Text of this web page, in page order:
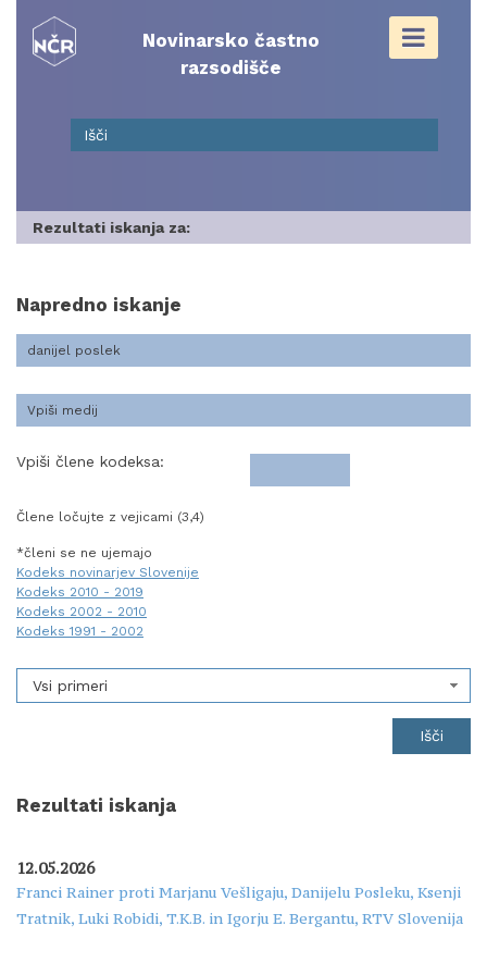
content
Novinarsko častno
razsodišče
Rezultati iskanja za:
Napredno iskanje
Vpiši člene kodeksa:
Člene ločujte z vejicami (3,4)
*členi se ne ujemajo
Kodeks novinarjev Slovenije
Kodeks 2010 - 2019
Kodeks 2002 - 2010
Kodeks 1991 - 2002
Vsi primeri
Rezultati iskanja
12.05.2026
Franci Rainer proti Marjanu Vešligaju, Danijelu Posleku, Ksenji
Tratnik, Luki Robidi, T.K.B. in Igorju E. Bergantu, RTV Slovenija